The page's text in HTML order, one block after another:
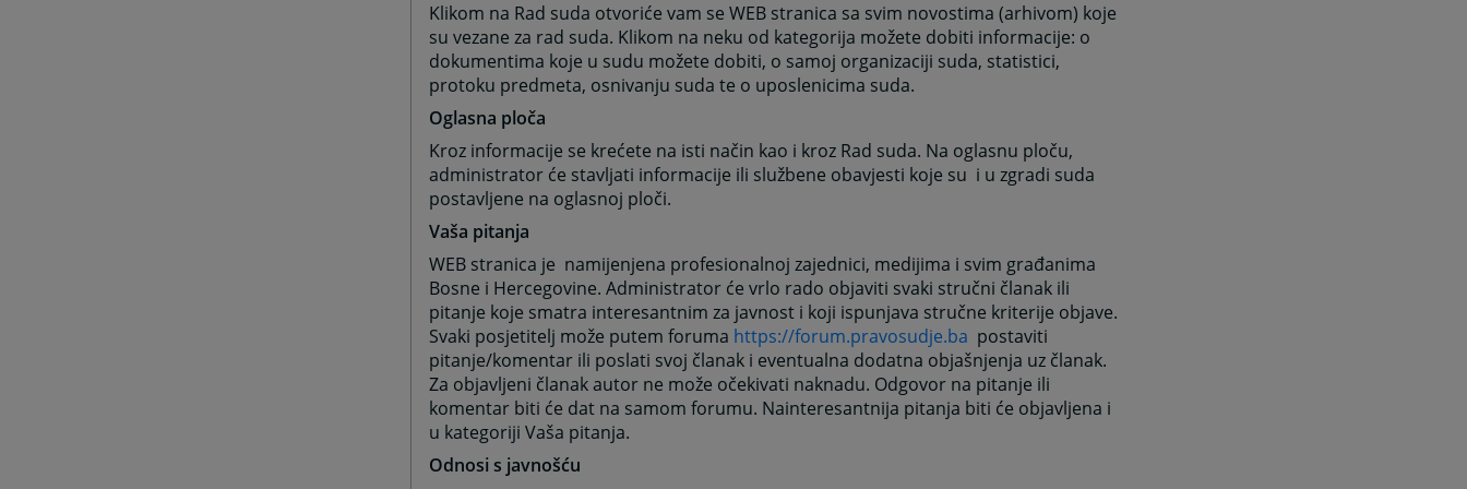
Klikom na Rad suda otvoriće vam se WEB stranica sa svim novostima (arhivom) koje
su vezane za rad suda. Klikom na neku od kategorija možete dobiti informacije: o
dokumentima koje u sudu možete dobiti, o samoj organizaciji suda, statistici,
protoku predmeta, osnivanju suda te o uposlenicima suda.
Oglasna ploča
Kroz informacije se krećete na isti način kao i kroz Rad suda. Na oglasnu ploču,
administrator će stavljati informacije ili službene obavjesti koje su i u zgradi suda
postavljene na oglasnoj ploči.
Vaša pitanja
WEB stranica je namijenjena profesionalnoj zajednici, medijima i svim građanima
Bosne i Hercegovine. Administrator će vrlo rado objaviti svaki stručni članak ili
pitanje koje smatra interesantnim za javnost i koji ispunjava stručne kriterije objave.
Svaki posjetitelj može putem foruma https://forum.pravosudje.ba postaviti
pitanje/komentar ili poslati svoj članak i eventualna dodatna objašnjenja uz članak.
Za objavljeni članak autor ne može očekivati naknadu. Odgovor na pitanje ili
komentar biti će dat na samom forumu. Nainteresantnija pitanja biti će objavljena i
u kategoriji Vaša pitanja.
Odnosi s javnošću